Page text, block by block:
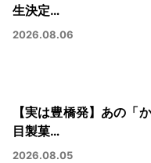
生決定…
2026.08.06
【実は豊橋発】あの「
目製菓…
2026.08.05